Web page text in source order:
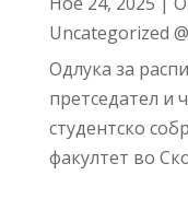
Uncategorized
Одлука за
претседател и
студентско
факултет во